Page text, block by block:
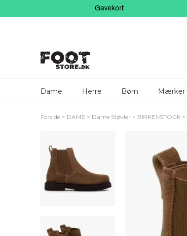
Gavekort
Dame Herre Børn Mærker
Forside DAME Dame Støvler BIRKENSTOCK